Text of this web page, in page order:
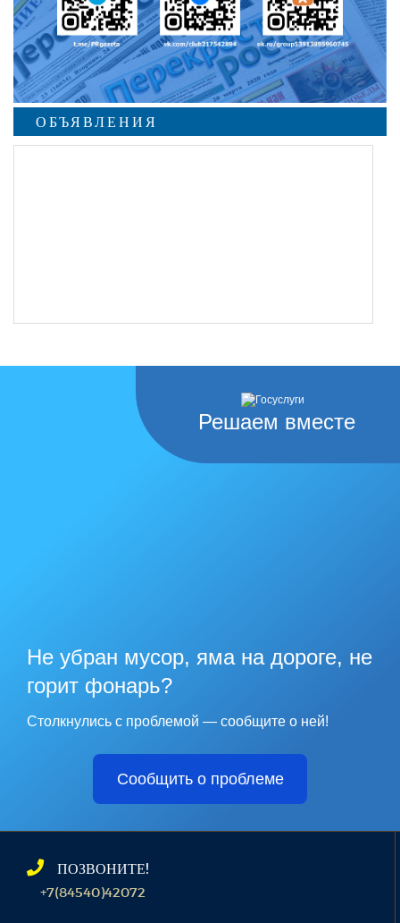
ОБЪЯВЛЕНИЯ
Решаем вместе
Не убран мусор, яма на дороге, не
горит фонарь?
Столкнулись с проблемой — сообщите о ней!
Сообщить о проблеме
ПОЗВОНИТЕ!
+7(84540)42072